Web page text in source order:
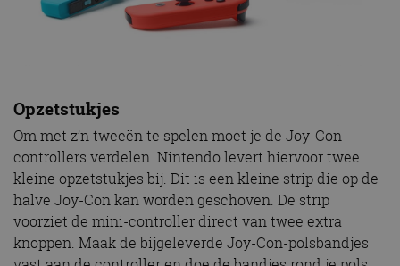
Opzetstukjes
Om met z’n tweeën te spelen moet je de Joy-Con-
controllers verdelen. Nintendo levert hiervoor twee
kleine opzetstukjes bij. Dit is een kleine strip die op de
halve Joy-Con kan worden geschoven. De strip
voorziet de mini-controller direct van twee extra
knoppen. Maak de bijgeleverde Joy-Con-polsbandjes